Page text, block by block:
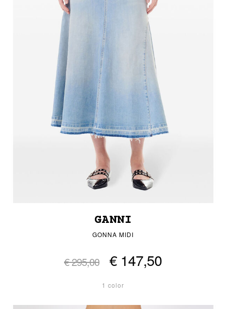
GANNI
GONNA MIDI
€ 295,00 € 147,50
1 color